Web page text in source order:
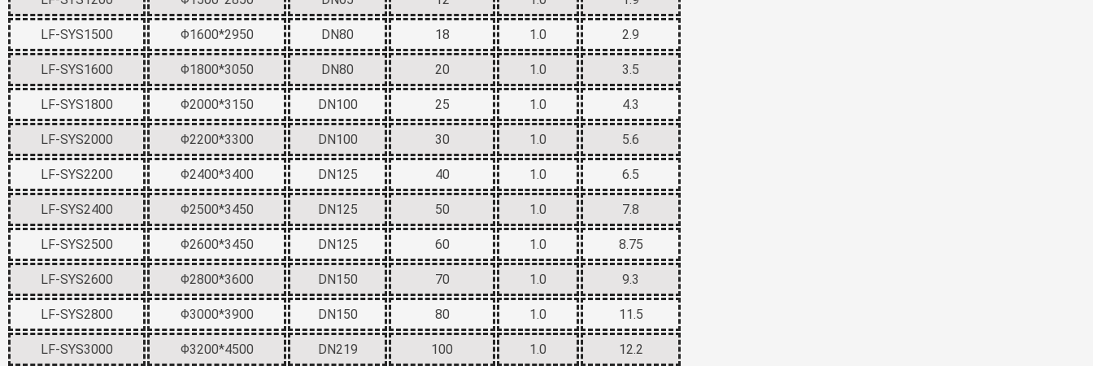
LF-SYS1500 Φ1600*2950 DN80 18 1.0 2.9
LF-SYS1600 Φ1800*3050 DN80 20 1.0 3.5
LF-SYS1800 Φ2000*3150 DN100 25 1.0 4.3
LF-SYS2000 Φ2200*3300 DN100 30 1.0 5.6
LF-SYS2200 Φ2400*3400 DN125 40 1.0 6.5
LF-SYS2400 Φ2500*3450 DN125 50 1.0 7.8
LF-SYS2500 Φ2600*3450 DN125 60 1.0 8.75
LF-SYS2600 Φ2800*3600 DN150 70 1.0 9.3
LF-SYS2800 Φ3000*3900 DN150 80 1.0 11.5
LF-SYS3000 Φ3200*4500 DN219 100 1.0 12.2